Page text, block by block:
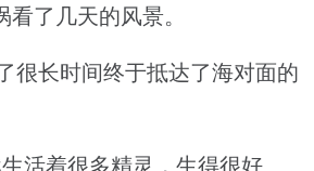
了几天的风景。
长时间终于抵达了海对面的
活着很多精灵，生得很好